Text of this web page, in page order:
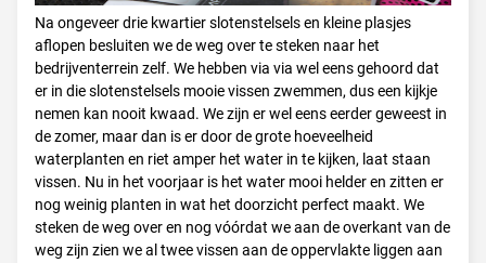
Na ongeveer drie kwartier slotenstelsels en kleine plasjes
aflopen besluiten we de weg over te steken naar het
bedrijventerrein zelf. We hebben via via wel eens gehoord dat
er in die slotenstelsels mooie vissen zwemmen, dus een kijkje
nemen kan nooit kwaad. We zijn er wel eens eerder geweest in
de zomer, maar dan is er door de grote hoeveelheid
waterplanten en riet amper het water in te kijken, laat staan
vissen. Nu in het voorjaar is het water mooi helder en zitten er
nog weinig planten in wat het doorzicht perfect maakt. We
steken de weg over en nog vóórdat we aan de overkant van de
weg zijn zien we al twee vissen aan de oppervlakte liggen aan